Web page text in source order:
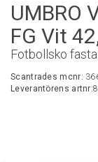
UMBRO
FG Vit
Fotbollsko
Scantrades mcnr:
Leverantörens artnr: